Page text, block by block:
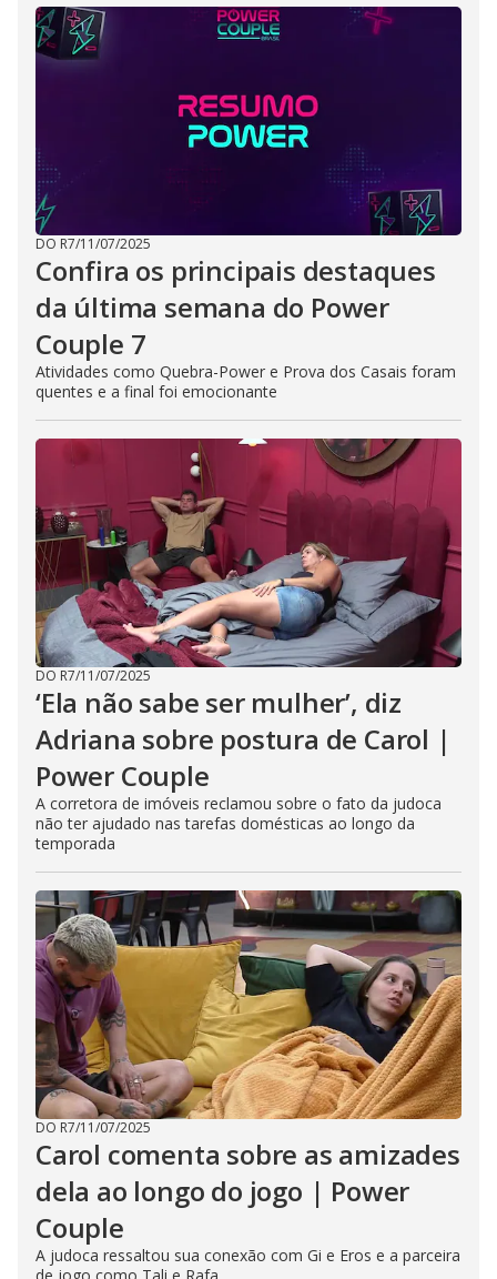
DO R7/11/07/2025
Confira os principais destaques
da última semana do Power
Couple 7
Atividades como Quebra-Power e Prova dos Casais foram
quentes e a final foi emocionante
DO R7/11/07/2025
‘Ela não sabe ser mulher’, diz
Adriana sobre postura de Carol |
Power Couple
A corretora de imóveis reclamou sobre o fato da judoca
não ter ajudado nas tarefas domésticas ao longo da
temporada
DO R7/11/07/2025
Carol comenta sobre as amizades
dela ao longo do jogo | Power
Couple
A judoca ressaltou sua conexão com Gi e Eros e a parceira